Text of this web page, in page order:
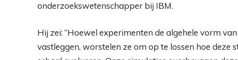
onderzoekswetenschapper bij IBM.
Hij zei: “Hoewel experimenten de algehele vorm
vastleggen, worstelen ze om op te lossen hoe